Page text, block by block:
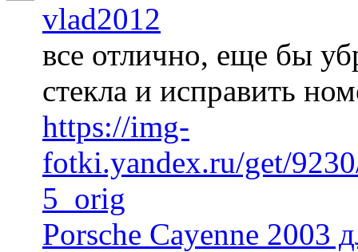
vlad2012
все отлично, еще бы
стекла и исправить
https://img-
fotki.yandex.ru/get/
5_orig
Porsche Cayenne 2003